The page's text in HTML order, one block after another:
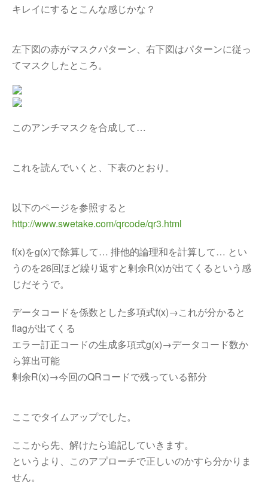
キレイにするとこんな感じかな？
左下図の赤がマスクパターン、右下図はパターンに従っ
てマスクしたところ。
このアンチマスクを合成して…
これを読んでいくと、下表のとおり。
以下のページを参照すると
http://www.swetake.com/qrcode/qr3.html
f(x)をg(x)で除算して… 排他的論理和を計算して… とい
うのを26回ほど繰り返すと剰余R(x)が出てくるという感
じだそうで。
データコードを係数とした多項式f(x)→これが分かると
flagが出てくる
エラー訂正コードの生成多項式g(x)→データコード数か
ら算出可能
剰余R(x)→今回のQRコードで残っている部分
ここでタイムアップでした。
ここから先、解けたら追記していきます。
というより、このアプローチで正しいのかすら分かりま
せん。